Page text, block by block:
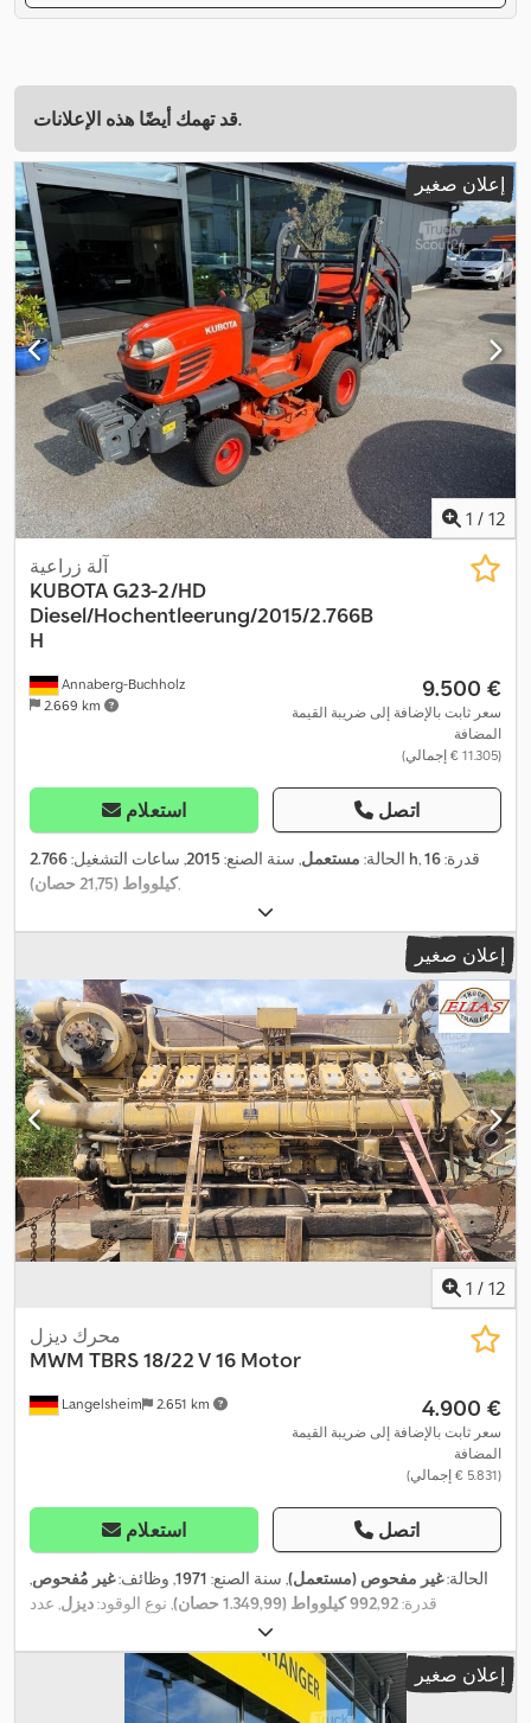
قد تهمك أيضًا هذه الإعلانات.
إعلان صغير
1 / 12
Annaberg-Buchholz
2.669 km
آلة زراعية
KUBOTAG23-2/HD
Diesel/Hochentleerung/2015/2.766B
H
‏9.500 €
سعر ثابت بالإضافة إلى ضريبة القيمة
المضافة
(‏11.305 € إجمالي)
استعلام اتصل
الحالة: مستعمل, سنة الصنع: 2015, ساعات التشغيل: 2.766 h , قدرة:16
كيلوواط (21,75 حصان),
إعلان صغير
1 / 12
Langelsheim 2.651 km
محرك ديزل
MWM TBRS 18/22 V 16 Motor
‏4.900 €
سعر ثابت بالإضافة إلى ضريبة القيمة
المضافة
(‏5.831 € إجمالي)
استعلام اتصل
الحالة:غير مفحوص (مستعمل), سنة الصنع: 1971, وظائف:غير مُفحوص,
قدرة:992,92 كيلوواط (1.349,99 حصان) , نوع الوقود:ديزل, عدد
إعلان صغير